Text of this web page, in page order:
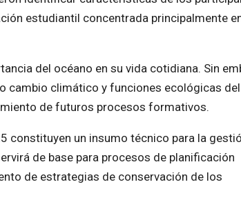
estudiantil concentrada principalmente
del océano en su vida cotidiana. Sin
climático y funciones ecológicas del
de futuros procesos formativos.
constituyen un insumo técnico para la
de base para procesos de planificación
de estrategias de conservación de los